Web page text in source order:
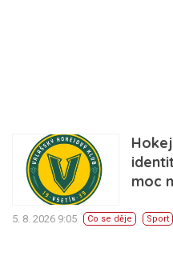
moc
5. 8. 2026 9:05 Co se děje Sport